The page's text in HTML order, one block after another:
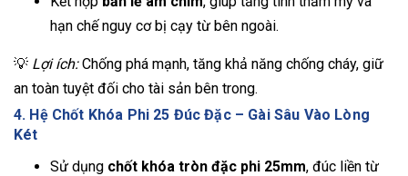
hạn chế nguy cơ bị cạy từ bên ngoài.
💡 Lợi ích:Chống phá mạnh, tăng khả năng chống cháy, giữ
an toàn tuyệt đối cho tài sản bên trong.
4. Hệ Chốt Khóa Phi 25 Đúc Đặc – Gài Sâu Vào Lòng
Két
Sử dụng chốt khóa tròn đặc phi 25mm, đúc liền từ